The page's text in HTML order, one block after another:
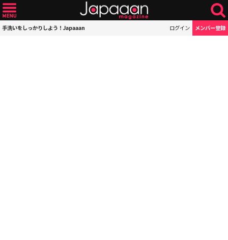
手洗いをしっかりしよう！Japaaan ログイン メンバー登録